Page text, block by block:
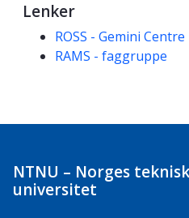
Lenker
ROSS - Gemini Centre
RAMS - faggruppe
NTNU – Norges
universitet